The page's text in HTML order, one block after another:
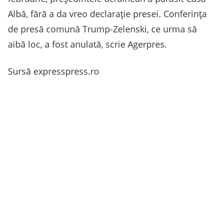
Albă, fără a da vreo declarație presei. Conferința
de presă comună Trump-Zelenski, ce urma să
aibă loc, a fost anulată, scrie Agerpres.
Sursă expresspress.ro